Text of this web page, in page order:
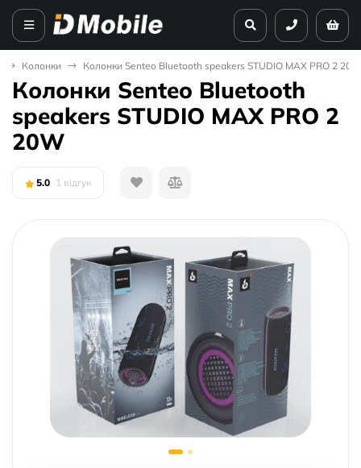
Колонки Колонки Senteo Bluetooth speakers STUDIO MAX PRO 2 20W
Колонки Senteo Bluetooth
speakers STUDIO MAX PRO 2
20W
5.0 1 відгук